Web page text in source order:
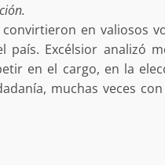
en valiosos
país. Excélsior analizó
en el cargo, en la
muchas veces
San Pedro